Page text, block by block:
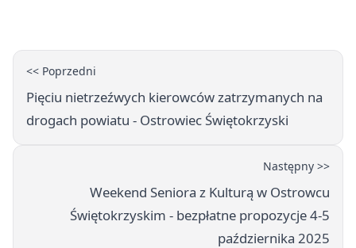
<< Poprzedni
Pięciu nietrzeźwych kierowców zatrzymanych na
drogach powiatu - Ostrowiec Świętokrzyski
Następny >>
Weekend Seniora z Kulturą w Ostrowcu
Świętokrzyskim - bezpłatne propozycje 4-5
października 2025